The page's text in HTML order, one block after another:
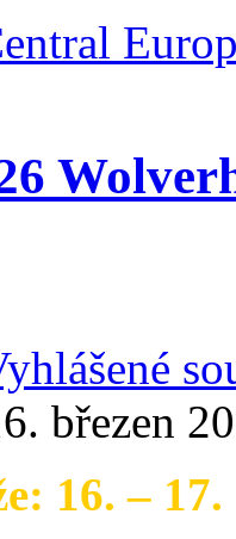
březen
16. – 17.